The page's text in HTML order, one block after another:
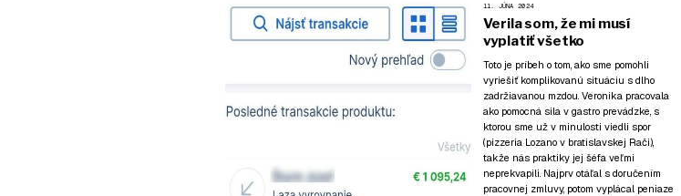
11. JÚNA 2024
Verila som, že mi musí
vyplatiť všetko
Toto je príbeh o tom, ako sme pomohli
vyriešiť komplikovanú situáciu s dlho
zadržiavanou mzdou. Veronika pracovala
ako pomocná sila v gastro prevádzke, s
ktorou sme už v minulosti viedli spor
(pizzeria Lozano v bratislavskej Rači),
takže nás praktiky jej šéfa veľmi
neprekvapili. Najprv otáľal s doručením
pracovnej zmluvy, potom vyplácal peniaze